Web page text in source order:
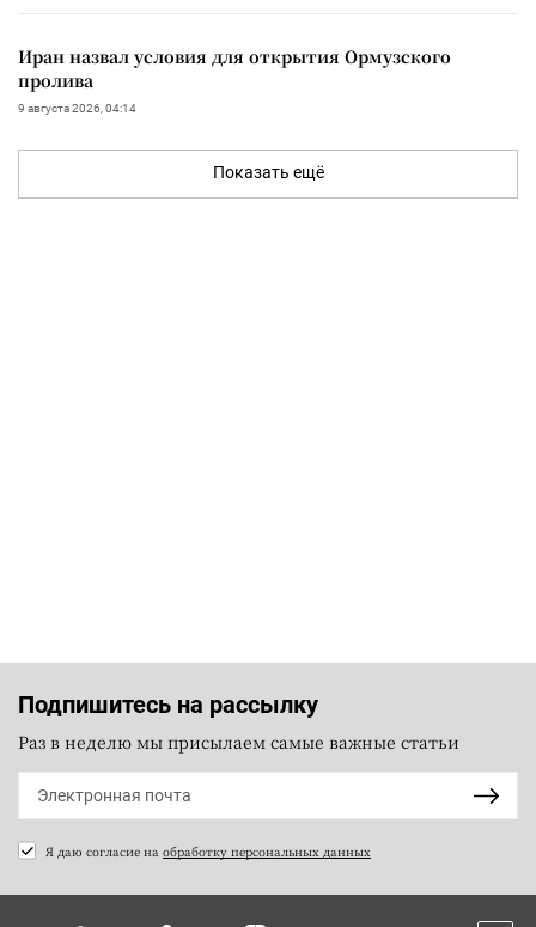
Иран назвал условия для открытия Ормузского
пролива
9 августа 2026, 04:14
Показать ещё
Подпишитесь на рассылку
Раз в неделю мы присылаем самые важные статьи
Я даю согласие на обработку персональных данных